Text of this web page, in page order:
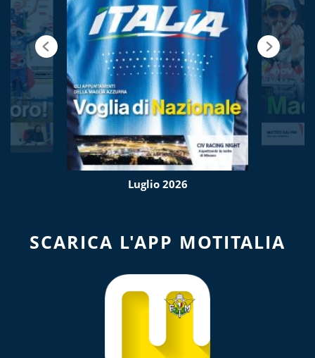
Luglio 2026
SCARICA L'APP MOTITALIA